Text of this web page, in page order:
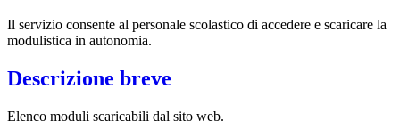
Il servizio consente al personale scolastico di accedere e scaricare la
modulistica in autonomia.
Descrizione breve
Elenco moduli scaricabili dal sito web.